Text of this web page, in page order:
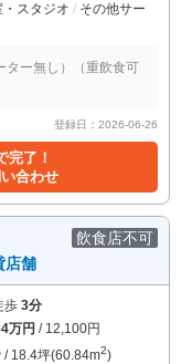
スタジオ
その他サー
ター無し）（重飲食可
登録日：2026-06-26
完了！
合わせ
飲食店不可
店舗
歩 3分
万円 / 12,100円
/ 18.4坪(60.84m2)